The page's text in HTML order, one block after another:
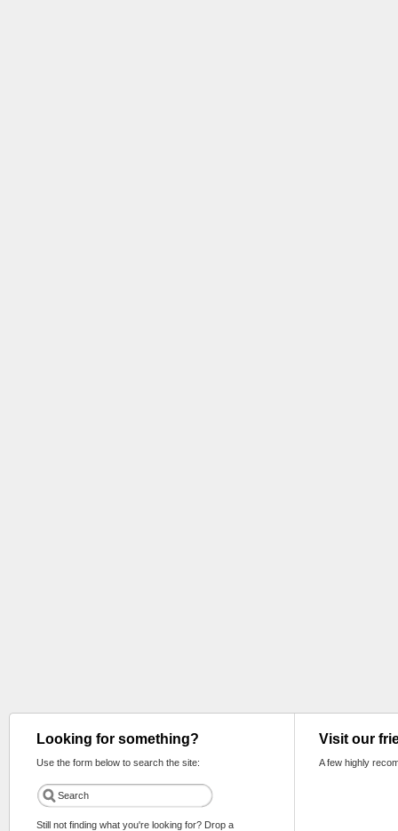
Looking for something?
Use the form below to search the site:
Still not finding what you're looking for? Drop a
Visit our
A few highly